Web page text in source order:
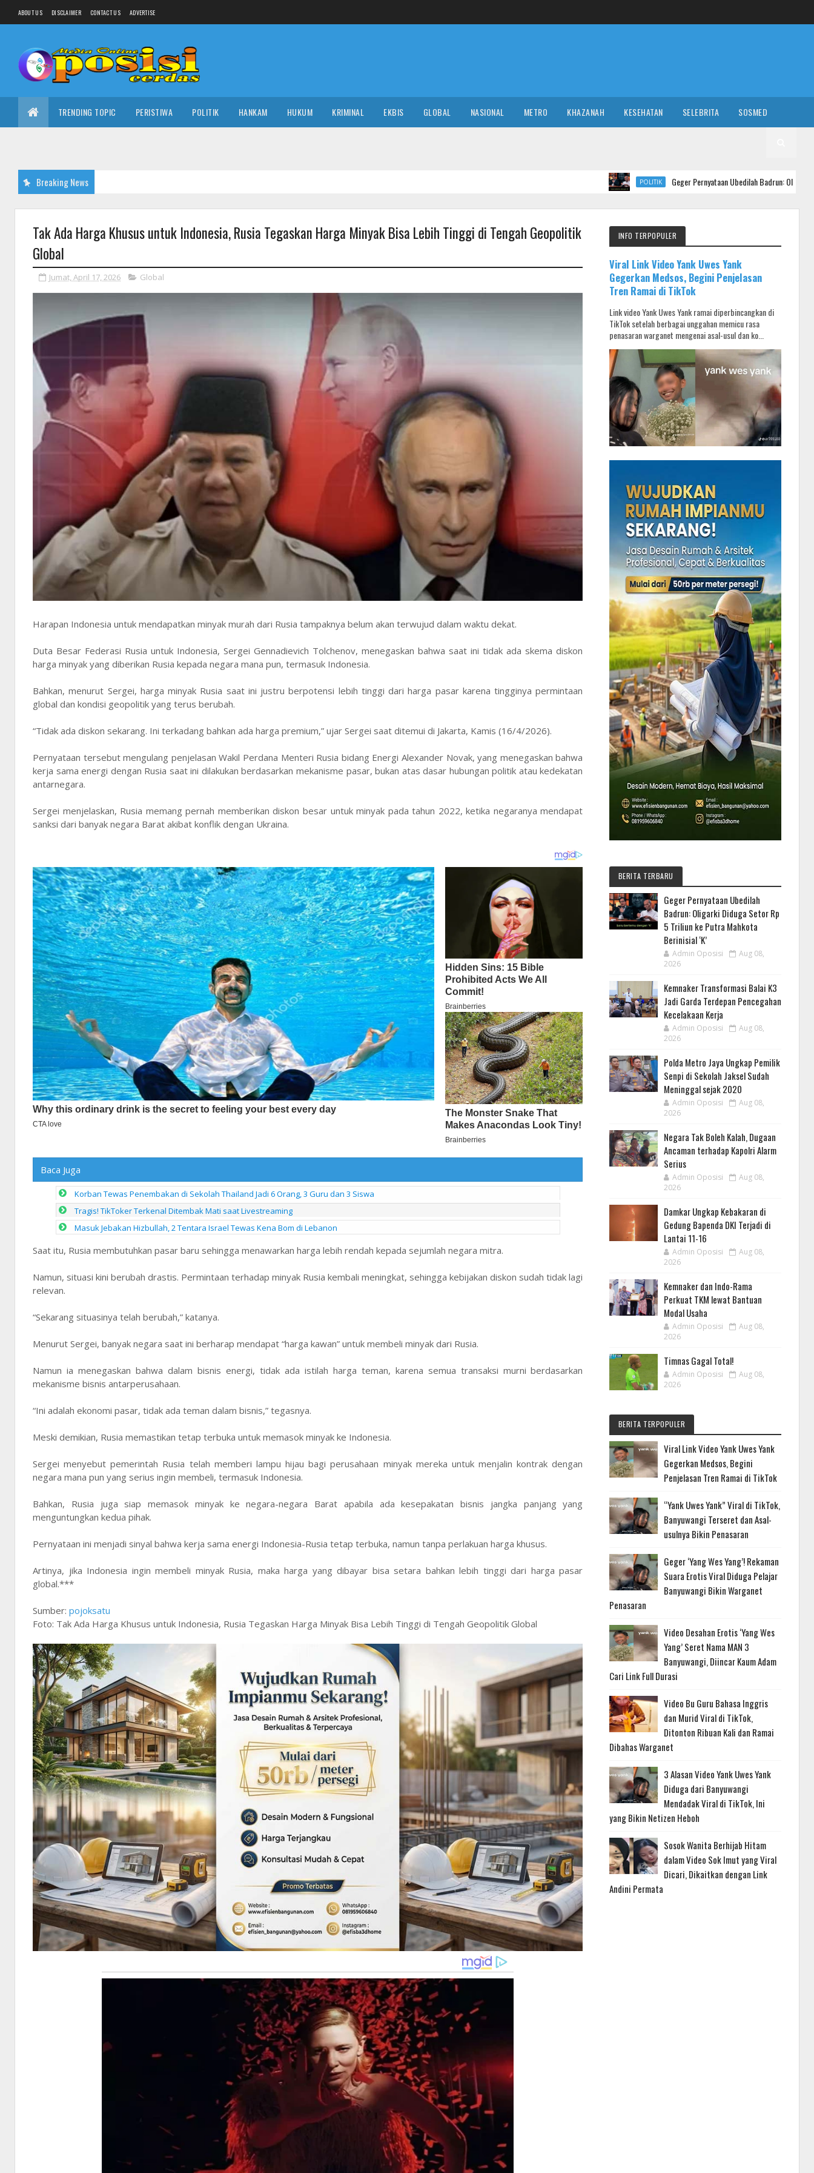
ABOUT US DISCLAIMER CONTACT US ADVERTISE
TRENDING TOPIC PERISTIWA POLITIK HANKAM HUKUM KRIMINAL EKBIS GLOBAL NASIONAL METRO KHAZANAH KESEHATAN SELEBRITA SOSMED
Breaking News Geger Pernyataan Ubedilah Badrun: Oligarki Diduga Setor Rp
Tak Ada Harga Khusus untuk Indonesia, Rusia Tegaskan Harga Minyak Bisa Lebih Tinggi di Tengah Geopolitik
Global
Jumat, April 17, 2026 Global
Harapan Indonesia untuk mendapatkan minyak murah dari Rusia tampaknya belum akan terwujud dalam waktu dekat.
Duta Besar Federasi Rusia untuk Indonesia, Sergei Gennadievich Tolchenov, menegaskan bahwa saat ini tidak ada skema diskon
harga minyak yang diberikan Rusia kepada negara mana pun, termasuk Indonesia.
Bahkan, menurut Sergei, harga minyak Rusia saat ini justru berpotensi lebih tinggi dari harga pasar karena tingginya permintaan
global dan kondisi geopolitik yang terus berubah.
“Tidak ada diskon sekarang. Ini terkadang bahkan ada harga premium,” ujar Sergei saat ditemui di Jakarta, Kamis (16/4/2026).
Pernyataan tersebut mengulang penjelasan Wakil Perdana Menteri Rusia bidang Energi Alexander Novak, yang menegaskan bahwa
kerja sama energi dengan Rusia saat ini dilakukan berdasarkan mekanisme pasar, bukan atas dasar hubungan politik atau kedekatan
antarnegara.
Sergei menjelaskan, Rusia memang pernah memberikan diskon besar untuk minyak pada tahun 2022, ketika negaranya mendapat
sanksi dari banyak negara Barat akibat konflik dengan Ukraina.
Baca Juga
Korban Tewas Penembakan di Sekolah Thailand Jadi 6 Orang, 3 Guru dan 3 Siswa
Tragis! TikToker Terkenal Ditembak Mati saat Livestreaming
Masuk Jebakan Hizbullah, 2 Tentara Israel Tewas Kena Bom di Lebanon
Saat itu, Rusia membutuhkan pasar baru sehingga menawarkan harga lebih rendah kepada sejumlah negara mitra.
Namun, situasi kini berubah drastis. Permintaan terhadap minyak Rusia kembali meningkat, sehingga kebijakan diskon sudah tidak lagi
relevan.
“Sekarang situasinya telah berubah,” katanya.
Menurut Sergei, banyak negara saat ini berharap mendapat “harga kawan” untuk membeli minyak dari Rusia.
Namun ia menegaskan bahwa dalam bisnis energi, tidak ada istilah harga teman, karena semua transaksi murni berdasarkan
mekanisme bisnis antarperusahaan.
“Ini adalah ekonomi pasar, tidak ada teman dalam bisnis,” tegasnya.
Meski demikian, Rusia memastikan tetap terbuka untuk memasok minyak ke Indonesia.
Sergei menyebut pemerintah Rusia telah memberi lampu hijau bagi perusahaan minyak mereka untuk menjalin kontrak dengan
negara mana pun yang serius ingin membeli, termasuk Indonesia.
Bahkan, Rusia juga siap memasok minyak ke negara-negara Barat apabila ada kesepakatan bisnis jangka panjang yang
menguntungkan kedua pihak.
Pernyataan ini menjadi sinyal bahwa kerja sama energi Indonesia-Rusia tetap terbuka, namun tanpa perlakuan harga khusus.
Artinya, jika Indonesia ingin membeli minyak Rusia, maka harga yang dibayar bisa setara bahkan lebih tinggi dari harga pasar
global.***
Sumber: pojoksatu
Foto: Tak Ada Harga Khusus untuk Indonesia, Rusia Tegaskan Harga Minyak Bisa Lebih Tinggi di Tengah Geopolitik Global
INFO TERPOPULER
Viral Link Video Yank Uwes Yank
Gegerkan Medsos, Begini Penjelasan
Tren Ramai di TikTok
Link video Yank Uwes Yank ramai diperbincangkan di
TikTok setelah berbagai unggahan memicu rasa
penasaran warganet mengenai asal-usul dan ko...
BERITA TERBARU
Geger Pernyataan Ubedilah
Badrun: Oligarki Diduga Setor Rp
5 Triliun ke Putra Mahkota
Berinisial ‘K’
Admin Oposisi
Aug 08,
2026
Kemnaker Transformasi Balai K3
Jadi Garda Terdepan Pencegahan
Kecelakaan Kerja
Admin Oposisi
Aug 08,
2026
Polda Metro Jaya Ungkap Pemilik
Senpi di Sekolah Jaksel Sudah
Meninggal sejak 2020
Admin Oposisi
Aug 08,
2026
Negara Tak Boleh Kalah, Dugaan
Ancaman terhadap Kapolri Alarm
Serius
Admin Oposisi
Aug 08,
2026
Damkar Ungkap Kebakaran di
Gedung Bapenda DKI Terjadi di
Lantai 11-16
Admin Oposisi
Aug 08,
2026
Kemnaker dan Indo-Rama
Perkuat TKM lewat Bantuan
Modal Usaha
Admin Oposisi
Aug 08,
2026
Timnas Gagal Total!
Admin Oposisi
Aug 08,
2026
BERITA TERPOPULER
Viral Link Video Yank Uwes Yank
Gegerkan Medsos, Begini
Penjelasan Tren Ramai di TikTok
“Yank Uwes Yank” Viral di TikTok,
Banyuwangi Terseret dan Asal-
usulnya Bikin Penasaran
Geger ‘Yang Wes Yang’! Rekaman
Suara Erotis Viral Diduga Pelajar
Banyuwangi Bikin Warganet
Penasaran
Video Desahan Erotis ‘Yang Wes
Yang’ Seret Nama MAN 3
Banyuwangi, Diincar Kaum Adam
Cari Link Full Durasi
Video Bu Guru Bahasa Inggris
dan Murid Viral di TikTok,
Ditonton Ribuan Kali dan Ramai
Dibahas Warganet
3 Alasan Video Yank Uwes Yank
Diduga dari Banyuwangi
Mendadak Viral di TikTok, Ini
yang Bikin Netizen Heboh
Sosok Wanita Berhijab Hitam
dalam Video Sok Imut yang Viral
Dicari, Dikaitkan dengan Link
Andini Permata